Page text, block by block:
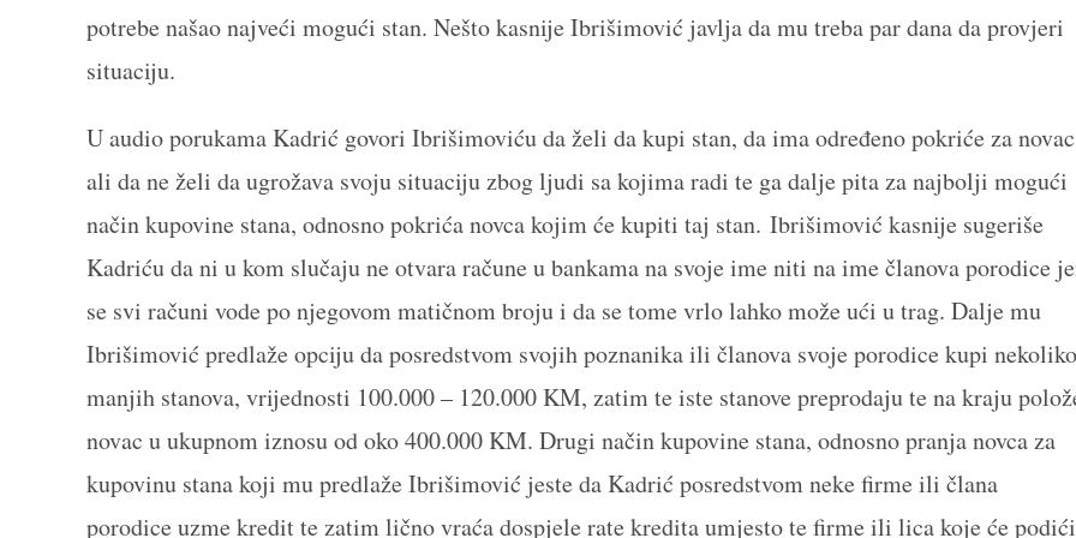
potrebe našao najveći mogući stan. Nešto kasnije Ibrišimović javlja da mu treba par dana da provjeri
situaciju.
U audio porukama Kadrić govori Ibrišimoviću da želi da kupi stan, da ima određeno pokriće za novac
ali da ne želi da ugrožava svoju situaciju zbog ljudi sa kojima radi te ga dalje pita za najbolji mogući
način kupovine stana, odnosno pokrića novca kojim će kupiti taj stan. Ibrišimović kasnije sugeriše
Kadriću da ni u kom slučaju ne otvara račune u bankama na svoje ime niti na ime članova porodice
se svi računi vode po njegovom matičnom broju i da se tome vrlo lahko može ući u trag. Dalje mu
Ibrišimović predlaže opciju da posredstvom svojih poznanika ili članova svoje porodice kupi nekoliko
manjih stanova, vrijednosti 100.000 – 120.000 KM, zatim te iste stanove preprodaju te na kraju
novac u ukupnom iznosu od oko 400.000 KM. Drugi način kupovine stana, odnosno pranja novca za
kupovinu stana koji mu predlaže Ibrišimović jeste da Kadrić posredstvom neke firme ili člana
porodice uzme kredit te zatim lično vraća dospjele rate kredita umjesto te firme ili lica koje će podići